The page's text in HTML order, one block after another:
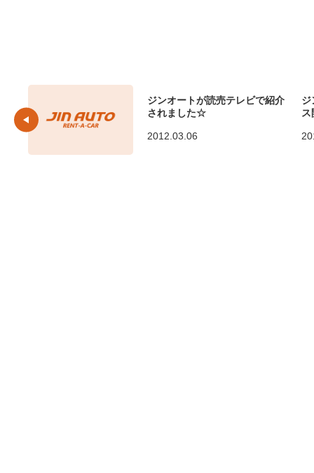
ジンオートが読売テレビで紹介
されました☆
2012.03.06
ス